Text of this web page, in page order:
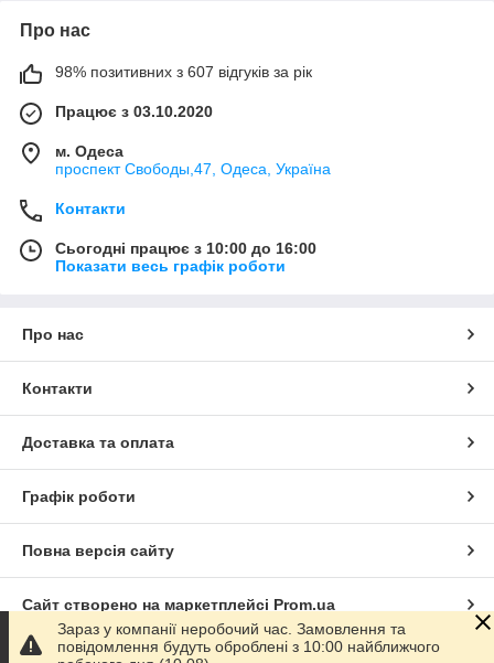
Про нас
98% позитивних з 607 відгуків за рік
Працює з 03.10.2020
м. Одеса
проспект Свободы,47, Одеса, Україна
Контакти
Сьогодні працює з 10:00 до 16:00
Показати весь графік роботи
Про нас
Контакти
Доставка та оплата
Графік роботи
Повна версія сайту
Сайт створено на маркетплейсі Prom.ua
Політика конфіденційності
Зараз у компанії неробочий час. Замовлення та
повідомлення будуть оброблені з 10:00 найближчого